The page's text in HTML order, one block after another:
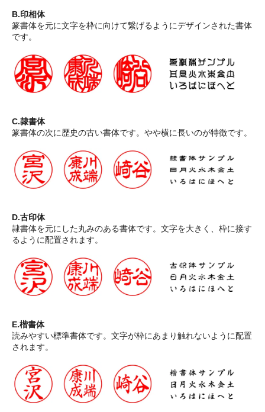
B.印相体
篆書体を元に文字を枠に向けて繋げるようにデザインされた書体
です。
C.隷書体
篆書体の次に歴史の古い書体です。やや横に長いのが特徴です。
D.古印体
隷書体を元にした丸みのある書体です。文字を大きく、枠に接す
るように配置されます。
E.楷書体
読みやすい標準書体です。文字が枠にあまり触れないように配置
されます。